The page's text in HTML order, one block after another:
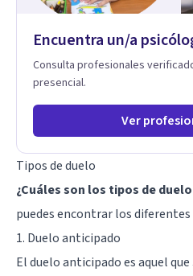
infancia y reestructuración
origen. Si buscas un proceso superficial, este no es el lugar.
raíz de lo que te ocurre, la Dra.
es una de las mejores opciones para
cuando sanas tu mundo interno,
Encuentra un/a
Consulta profesionales
presencial.
Ver
Tipos de duelo
¿Cuáles son los tipos de
puedes encontrar los
1. Duelo anticipado
El duelo anticipado es aquel que